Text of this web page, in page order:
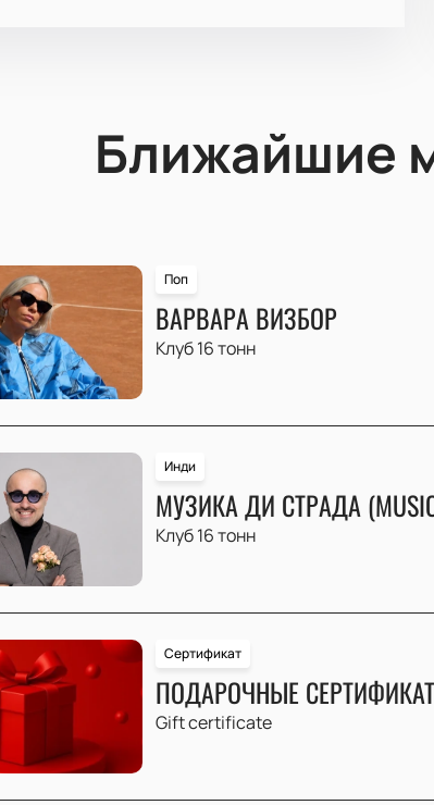
Ближайшие
Поп
ВАРВАРА ВИЗБОР
Клуб 16 тонн
Инди
МУЗИКА ДИ СТРАДА
Клуб 16 тонн
Сертификат
ПОДАРОЧНЫЕ
Gift certificate